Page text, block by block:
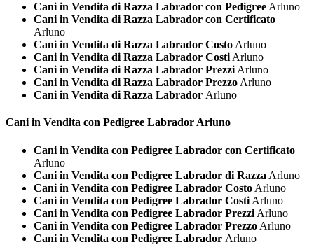
Cani in Vendita di Razza Labrador con Pedigree Arluno
Cani in Vendita di Razza Labrador con Certificato
Arluno
Cani in Vendita di Razza Labrador Costo Arluno
Cani in Vendita di Razza Labrador Costi Arluno
Cani in Vendita di Razza Labrador Prezzi Arluno
Cani in Vendita di Razza Labrador Prezzo Arluno
Cani in Vendita di Razza Labrador Arluno
Cani in Vendita con Pedigree Labrador Arluno
Cani in Vendita con Pedigree Labrador con Certificato
Arluno
Cani in Vendita con Pedigree Labrador di Razza Arluno
Cani in Vendita con Pedigree Labrador Costo Arluno
Cani in Vendita con Pedigree Labrador Costi Arluno
Cani in Vendita con Pedigree Labrador Prezzi Arluno
Cani in Vendita con Pedigree Labrador Prezzo Arluno
Cani in Vendita con Pedigree Labrador Arluno